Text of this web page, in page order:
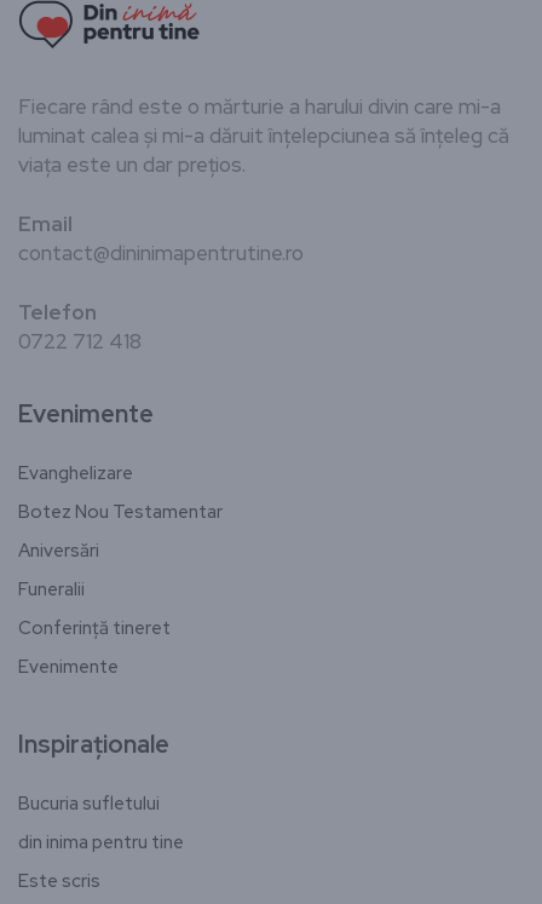
Fiecare rând este o mărturie a harului divin care mi-a
luminat calea și mi-a dăruit înțelepciunea să înțeleg că
viața este un dar prețios.
Email
contact@dininimapentrutine.ro
Telefon
0722 712 418
Evenimente
Evanghelizare
Botez Nou Testamentar
Aniversări
Funeralii
Conferință tineret
Evenimente
Inspiraționale
Bucuria sufletului
din inima pentru tine
Este scris